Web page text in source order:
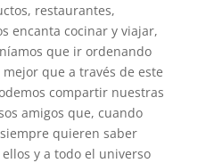
restaurantes,
encanta cocinar y viajar,
que ir ordenando
que a través de este
compartir nuestras
amigos que, cuando
quieren saber
y a todo el universo